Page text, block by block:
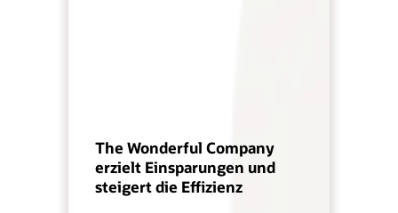
The Wonderful Company
erzielt Einsparungen und
steigert die Effizienz